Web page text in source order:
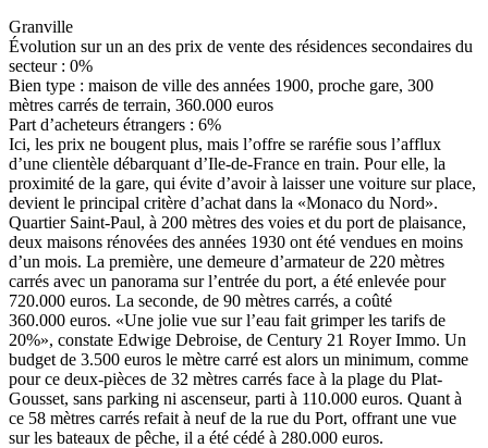
Granville
Évolution sur un an des prix de vente des résidences secondaires du
secteur : 0%
Bien type : maison de ville des années 1900, proche gare, 300
mètres carrés de terrain, 360.000 euros
Part d’acheteurs étrangers : 6%
Ici, les prix ne bougent plus, mais l’offre se raréfie sous l’afflux
d’une clientèle débarquant d’Ile-de-France en train. Pour elle, la
proximité de la gare, qui évite d’avoir à laisser une voiture sur place,
devient le principal critère d’achat dans la «Monaco du Nord».
Quartier Saint-Paul, à 200 mètres des voies et du port de plaisance,
deux maisons rénovées des années 1930 ont été vendues en moins
d’un mois. La première, une demeure d’armateur de 220 mètres
carrés avec un panorama sur l’entrée du port, a été enlevée pour
720.000 euros. La seconde, de 90 mètres carrés, a coûté
360.000 euros. «Une jolie vue sur l’eau fait grimper les tarifs de
20%», constate Edwige Debroise, de Century 21 Royer Immo. Un
budget de 3.500 euros le mètre carré est alors un minimum, comme
pour ce deux-pièces de 32 mètres carrés face à la plage du Plat-
Gousset, sans parking ni ascenseur, parti à 110.000 euros. Quant à
ce 58 mètres carrés refait à neuf de la rue du Port, offrant une vue
sur les bateaux de pêche, il a été cédé à 280.000 euros.